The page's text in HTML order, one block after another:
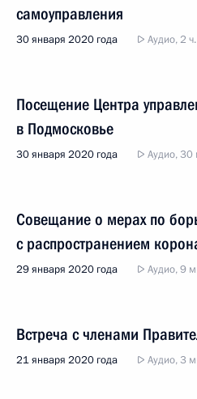
самоуправления
30 января 2020 года Аудио, 2 ч.
Посещение Центра
в Подмосковье
30 января 2020 года Аудио, 30
Совещание о мерах по
с распространением
29 января 2020 года Аудио, 9
Встреча с членами
21 января 2020 года Аудио, 3